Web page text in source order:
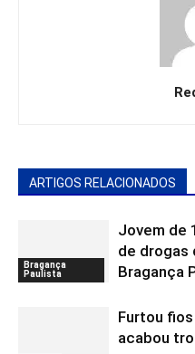
ARTIGOS RELACIONADOS
Bragança
Paulista
Jovem de
de drogas
Bragança
Furtou
acabou